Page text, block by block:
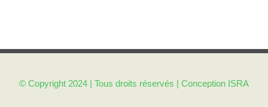
© Copyright 2024 | Tous droits réservés | Conception ISRA